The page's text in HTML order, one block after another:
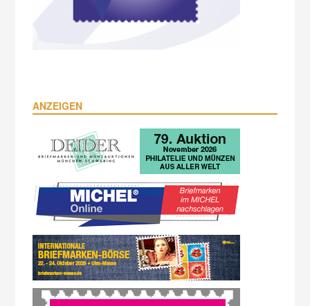
ANZEIGEN